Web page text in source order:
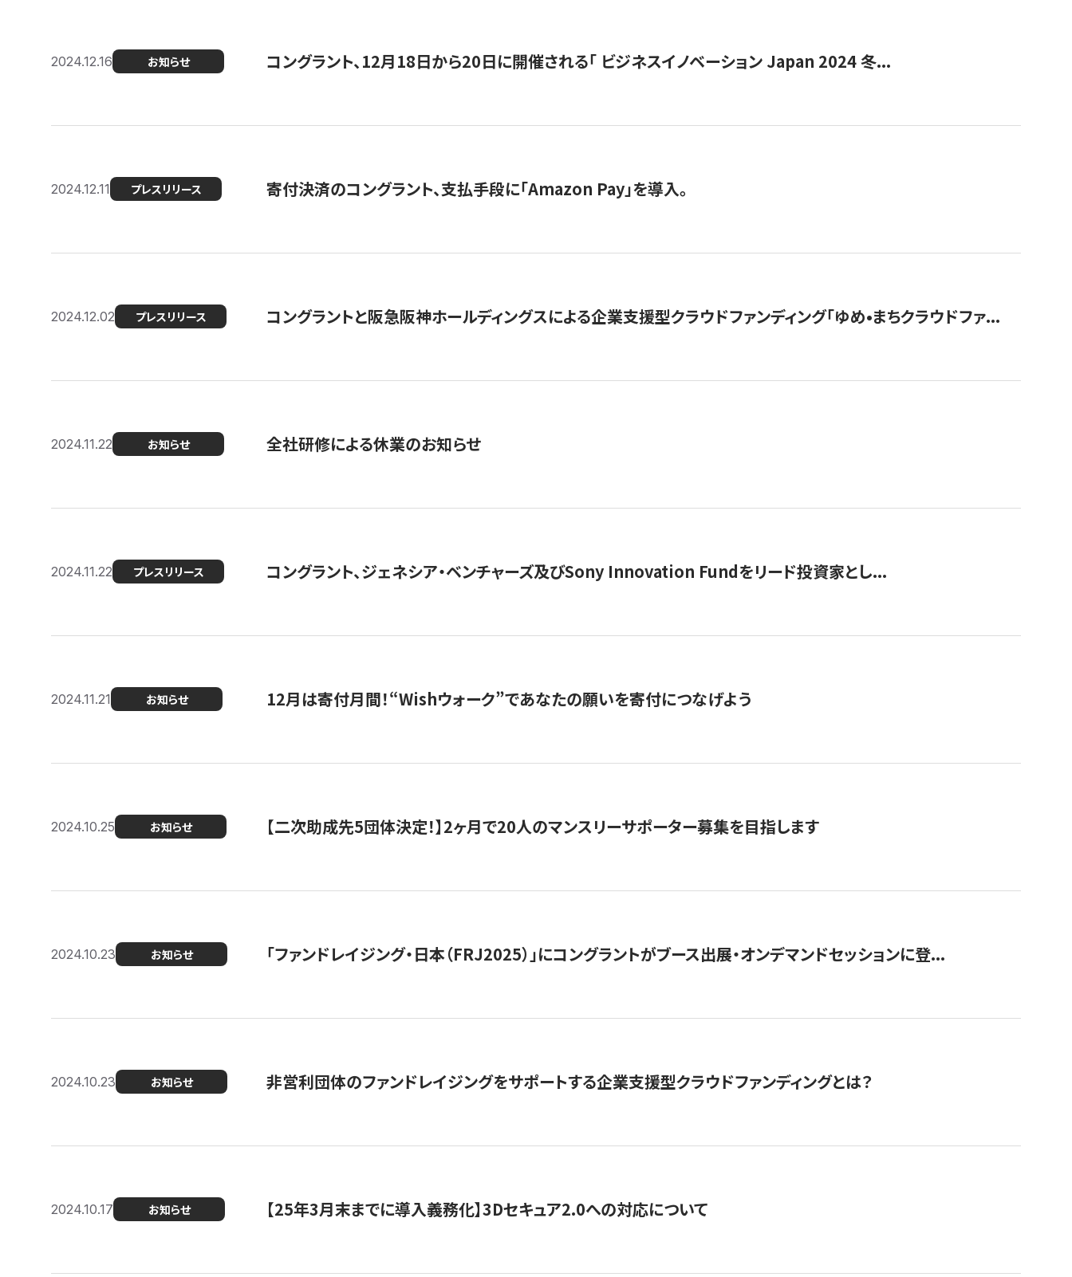
2024.12.16 お知らせ コングラント、12月18日から20日に開催される「 ビジネスイノベーション Japan 2024 冬...
2024.12.11 プレスリリース 寄付決済のコングラント、支払手段に「Amazon Pay」を導入。
2024.12.02 プレスリリース コングラントと阪急阪神ホールディングスによる企業支援型クラウドファンディング「ゆめ•まちクラウドファ...
2024.11.22 お知らせ 全社研修による休業のお知らせ
2024.11.22 プレスリリース コングラント、ジェネシア・ベンチャーズ及びSony Innovation Fundをリード投資家とし...
2024.11.21 お知らせ 12月は寄付月間！“Wishウォーク”であなたの願いを寄付につなげよう
2024.10.25 お知らせ 【二次助成先5団体決定！】2ヶ月で20人のマンスリーサポーター募集を目指します
2024.10.23 お知らせ 「ファンドレイジング・日本（FRJ2025）」にコングラントがブース出展・オンデマンドセッションに登...
2024.10.23 お知らせ 非営利団体のファンドレイジングをサポートする企業支援型クラウドファンディングとは？
2024.10.17 お知らせ 【25年3月末までに導入義務化】3Dセキュア2.0への対応について